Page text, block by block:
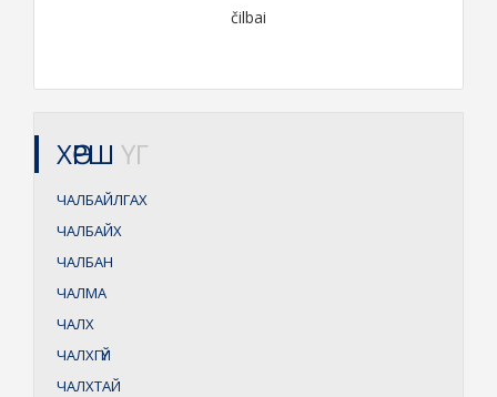
čilbai
ХӨРШ ҮГ
ЧАЛБАЙЛГАХ
ЧАЛБАЙХ
ЧАЛБАН
ЧАЛМА
ЧАЛХ
ЧАЛХГҮЙ
ЧАЛХТАЙ